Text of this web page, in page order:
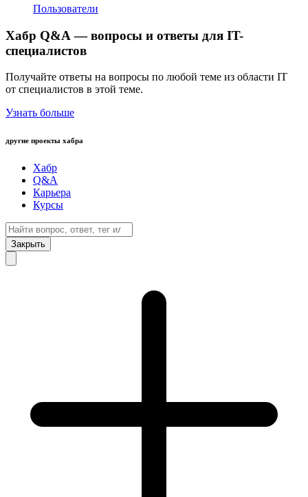
Пользователи
Хабр Q&A — вопросы и ответы для IT-
специалистов
Получайте ответы на вопросы по любой теме из области IT
от специалистов в этой теме.
Узнать больше
другие проекты хабра
Хабр
Q&A
Карьера
Курсы
Закрыть